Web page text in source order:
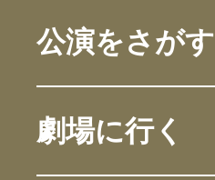
公演をさがす
劇場に行く